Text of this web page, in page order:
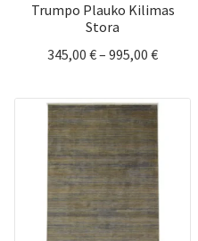
Trumpo Plauko Kilimas
Stora
345,00 €– 995,00 €Price
345,00 €